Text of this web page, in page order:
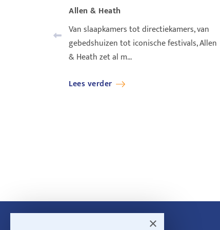
Allen & Heath
Van slaapkamers tot directiekamers, van
gebedshuizen tot iconische festivals, Allen
& Heath zet al m...
Lees verder
×